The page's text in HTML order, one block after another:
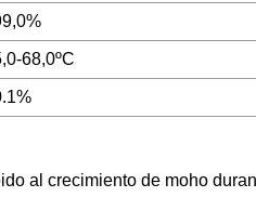
68,0ºC
al crecimiento de moho